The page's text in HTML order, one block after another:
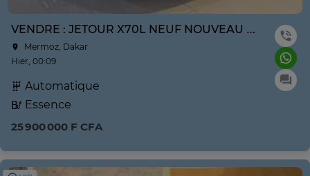
VENDRE : JETOUR X70L NEUF NOUVEAU MODÈLE ANNE 2026
Mermoz, Dakar
Hier, 00:09
Automatique
Essence
25 900 000 F CFA